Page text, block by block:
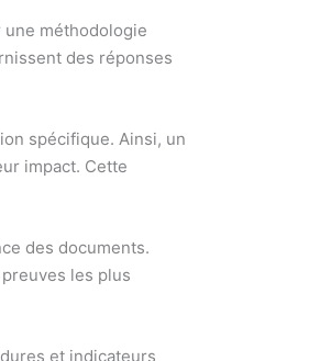
une méthodologie
des réponses
spécifique. Ainsi, un
impact. Cette
des documents.
les plus
et indicateurs